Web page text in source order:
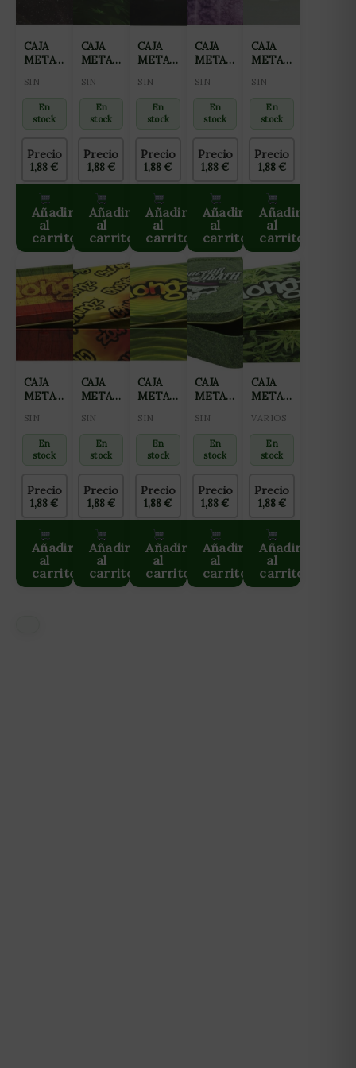
CAJA
METALICA
SPACEMAN
SIN
En
stock
Precio
1,88€
Añadir
al
carrito
CAJA
METALICA
SWIRL
HOJA
SIN
En
stock
Precio
1,88€
Añadir
al
carrito
CAJA
METALICA
DEAD
HEAD
SIN
En
stock
Precio
1,88€
Añadir
al
carrito
CAJA
METALICA
MEDITATE
SIN
En
stock
Precio
1,88€
Añadir
al
carrito
CAJA
METALICA
HOJA
BLANCA
SIN
En
stock
Precio
1,88€
Añadir
al
carrito
CAJA
METALICA
RASTA
SIN
En
stock
Precio
1,88€
Añadir
al
carrito
CAJA
METALICA
MULTI
LOGO
SIN
En
stock
Precio
1,88€
Añadir
al
carrito
CAJA
METALICA
VERDE
ESPIRAL
SIN
En
stock
Precio
1,88€
Añadir
al
carrito
CAJA
METALICA
DR
DEATH
SIN
En
stock
Precio
1,88€
Añadir
al
carrito
CAJA
METALICA
HOJA
VERDE
VARIOS
En
stock
Precio
1,88€
Añadir
al
carrito